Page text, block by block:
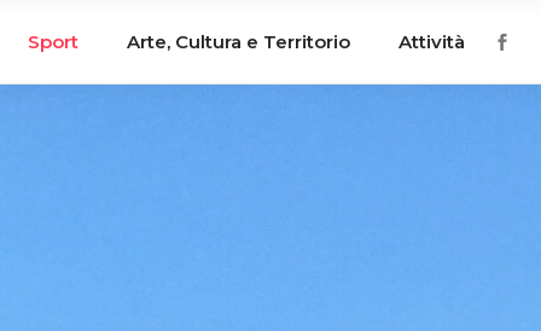
Sport Arte, Cultura e Territorio Attività